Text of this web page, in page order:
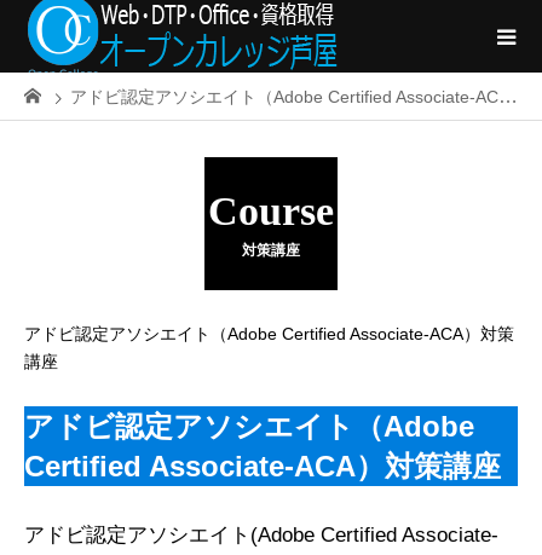
アドビ認定アソシエイト（Adobe Certified Associate-ACA）対策講座
Course
対策講座
アドビ認定アソシエイト（Adobe Certified Associate-ACA）対策
講座
アドビ認定アソシエイト（Adobe
Certified Associate-ACA）対策講座
アドビ認定アソシエイト(Adobe Certified Associate-